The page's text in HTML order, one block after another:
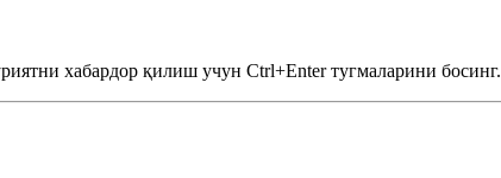
хабардор қилиш учун Ctrl+Enter тугмаларини босинг.